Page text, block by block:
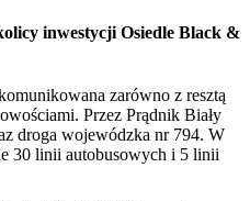
inwestycji Osiedle Black &
zarówno z resztą
Przez Prądnik Biały
droga wojewódzka nr 794. W
30 linii autobusowych i 5 linii